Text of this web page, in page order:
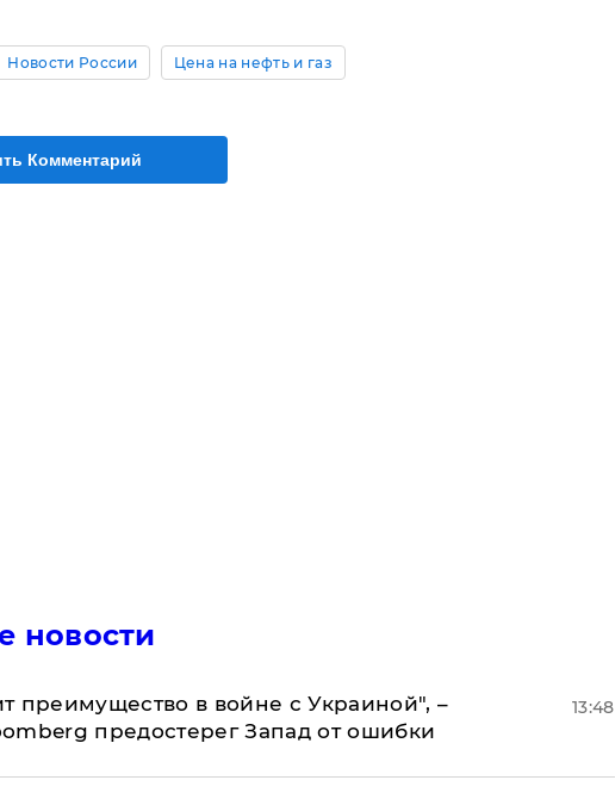
Новости России Цена на нефть и газ
Комментарий
новости
преимущество в войне с Украиной", –
предостерег Запад от ошибки
13:48